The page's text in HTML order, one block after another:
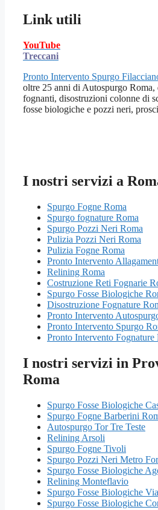
Link utili
YouTube
Treccani
Pronto Intervento Spurgo
oltre 25 anni di Autospurgo Roma,
fognanti, disostruzioni colonne di
fosse biologiche e pozzi neri,
I nostri servizi a
Spurgo Fogne Roma
Spurgo fognature Roma
Spurgo Pozzi Neri Roma
Pulizia Pozzi Neri Roma
Pulizia Fogne Roma
Pronto Intervento
Relining Roma
Costruzione Reti Fognarie
Spurgo Fosse Biologiche
Disostruzione Fognature
Pronto Intervento
Pronto Intervento Spurgo
Pronto Intervento Fognature
I nostri servizi in
Roma
Spurgo Fosse Biologiche
Spurgo Fogne Barberini
Autospurgo Tor Tre Teste
Relining Arsoli
Spurgo Fogne Tivoli
Spurgo Pozzi Neri Metro
Spurgo Fosse Biologiche
Relining Monteflavio
Spurgo Fosse Biologiche
Spurgo Fosse Biologiche